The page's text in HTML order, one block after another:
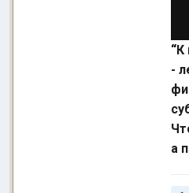
“К
-
а